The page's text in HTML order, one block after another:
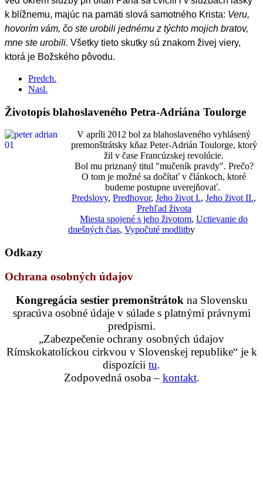
k blížnemu, majúc na pamäti slová samotného Krista: Veru,
hovorím vám, čo ste urobili jednému z týchto mojich bratov,
mne ste urobili. Všetky tieto skutky sú znakom živej viery,
ktorá je Božského pôvodu.
Predch.
Nasl.
Životopis blahoslaveného Petra-Adriána Toulorge
V apríli 2012 bol za blahoslaveného vyhlásený
premonštrátsky kňaz Peter-Adrián Toulorge, ktorý
žil v čase Francúzskej revolúcie.
Bol mu priznaný titul "mučeník pravdy". Prečo?
O tom je možné sa dočítať v článkoch, ktoré
budeme postupne uverejňovať.
Predslovy, Predhovor, Jeho život I., Jeho život II.,
Prehľad života
Miesta spojené s jeho životom, Uctievanie do
dnešných čias, Vypočuté modlitby
Odkazy
Ochrana osobných údajov
Kongregácia sestier premonštrátok na Slovensku
spracúva osobné údaje v súlade s platnými právnymi
predpismi.
„Zabezpečenie ochrany osobných údajov
Rímskokatolíckou cirkvou v Slovenskej republike“ je k
dispozícii tu.
Zodpovedná osoba – kontakt.